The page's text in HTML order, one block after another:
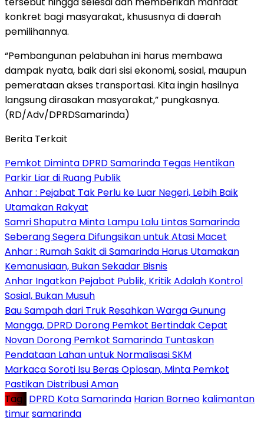
konkret bagi masyarakat, khususnya di daerah
pemilihannya.
“Pembangunan pelabuhan ini harus membawa
dampak nyata, baik dari sisi ekonomi, sosial, maupun
pemerataan akses transportasi. Kita ingin hasilnya
langsung dirasakan masyarakat,” pungkasnya.
(RD/Adv/DPRDSamarinda)
Berita Terkait
Pemkot Diminta DPRD Samarinda Tegas Hentikan
Parkir Liar di Ruang Publik
Anhar : Pejabat Tak Perlu ke Luar Negeri, Lebih Baik
Utamakan Rakyat
Samri Shaputra Minta Lampu Lalu Lintas Samarinda
Seberang Segera Difungsikan untuk Atasi Macet
Anhar : Rumah Sakit di Samarinda Harus Utamakan
Kemanusiaan, Bukan Sekadar Bisnis
Anhar Ingatkan Pejabat Publik, Kritik Adalah Kontrol
Sosial, Bukan Musuh
Bau Sampah dari Truk Resahkan Warga Gunung
Mangga, DPRD Dorong Pemkot Bertindak Cepat
Novan Dorong Pemkot Samarinda Tuntaskan
Pendataan Lahan untuk Normalisasi SKM
Markaca Soroti Isu Beras Oplosan, Minta Pemkot
Pastikan Distribusi Aman
Tag : DPRD Kota Samarinda Harian Borneo kalimantan
timursamarinda